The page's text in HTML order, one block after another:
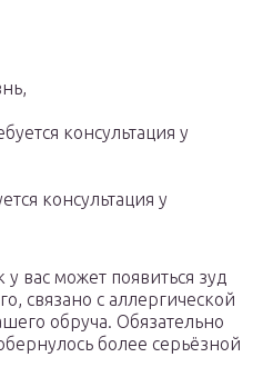
консультация у
консультация у
вас может появиться зуд
связано с аллергической
обруча. Обязательно
более серьёзной